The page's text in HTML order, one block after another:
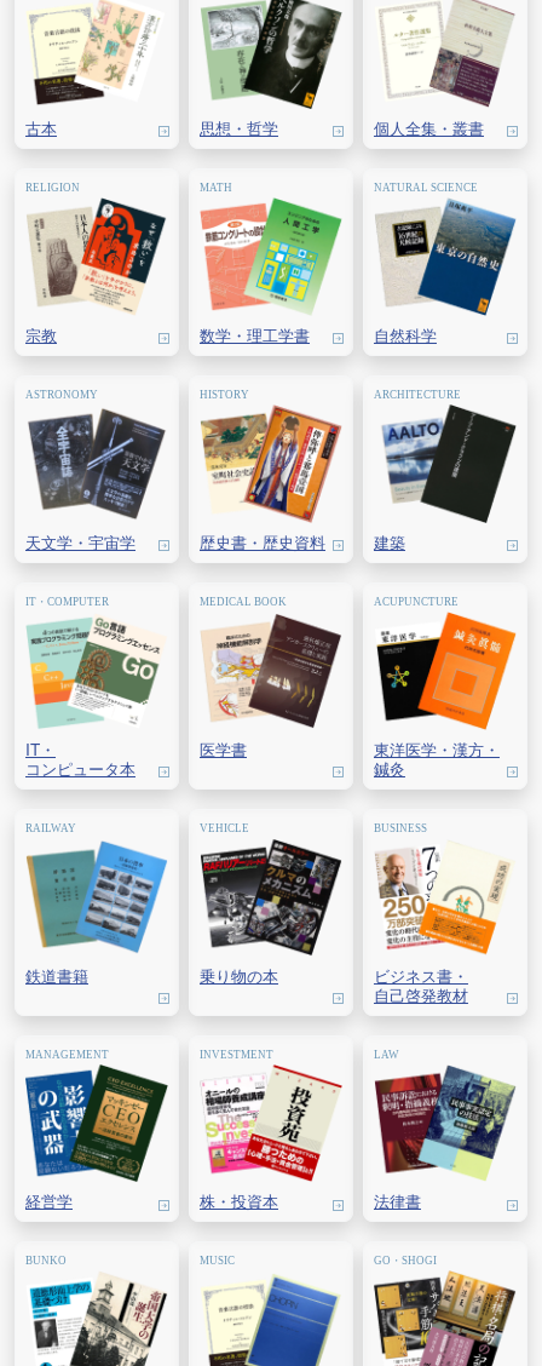
古本 思想・ 哲学 個人全集・ 叢書
宗教 数学・ 理工学書 自然科学
天文学・ 宇宙学 歴史書・ 歴史資料 建築
IT・
コンピュータ本
医学書 東洋医学・ 漢方・
鍼灸
鉄道書籍 乗り物の本
ビジネス書・
自己啓発教材
経営学 株・ 投資本 法律書